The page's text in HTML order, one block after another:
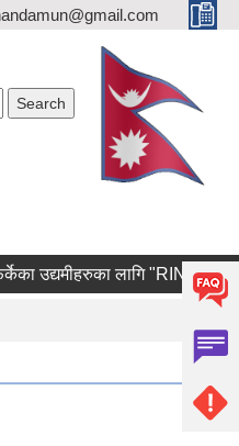
उद्यमीहरुका लागि "RIN Cohort